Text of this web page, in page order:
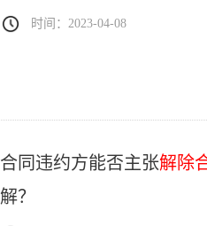
时间：2023-04-08
合同违约方能否主张解除
解？